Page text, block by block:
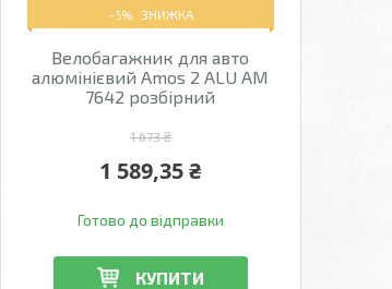
–5%
Велобагажник для авто
алюмінієвий Amos 2 ALU AM
7642 розбірний
1 673 ₴
1 589,35 ₴
Готово до відправки
КУПИТИ